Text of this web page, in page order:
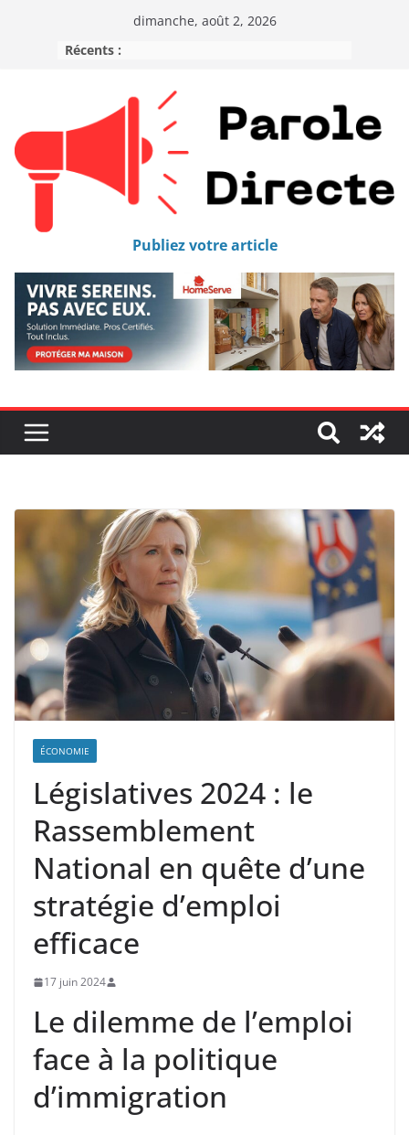
dimanche, août 2, 2026
Récents :
Publiez votre article
ÉCONOMIE
Législatives 2024 : le
Rassemblement
National en quête d’une
stratégie d’emploi
efficace
17 juin 2024
Le dilemme de l’emploi
face à la politique
d’immigration